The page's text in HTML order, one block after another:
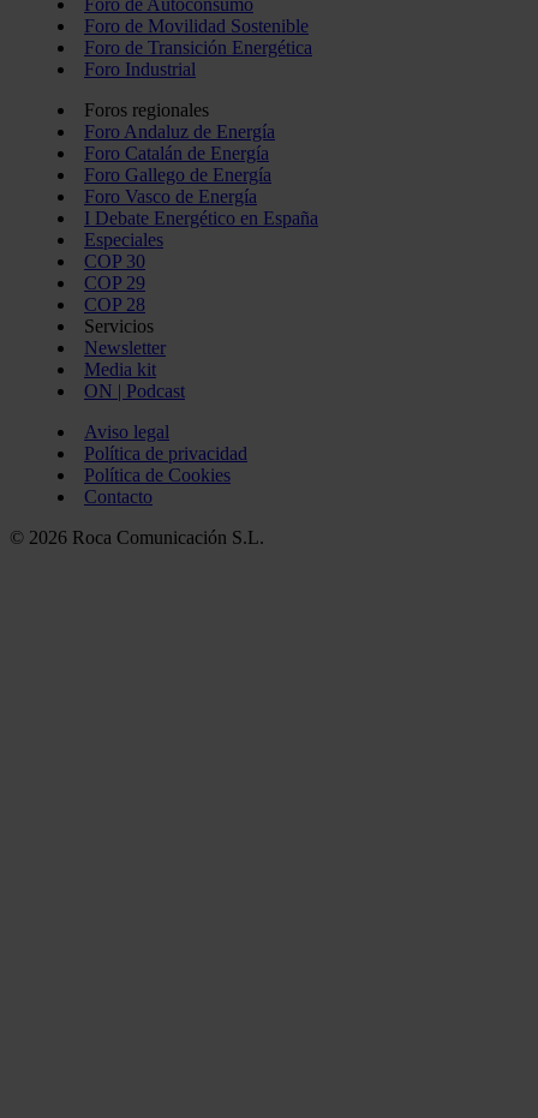
Foro de Movilidad Sostenible
Foro de Transición Energética
Foro Industrial
Foros regionales
Foro Andaluz de Energía
Foro Catalán de Energía
Foro Gallego de Energía
Foro Vasco de Energía
I Debate Energético en España
Especiales
COP 30
COP 29
COP 28
Servicios
Newsletter
Media kit
ON | Podcast
Aviso legal
Política de privacidad
Política de Cookies
Contacto
© 2026 Roca Comunicación S.L.